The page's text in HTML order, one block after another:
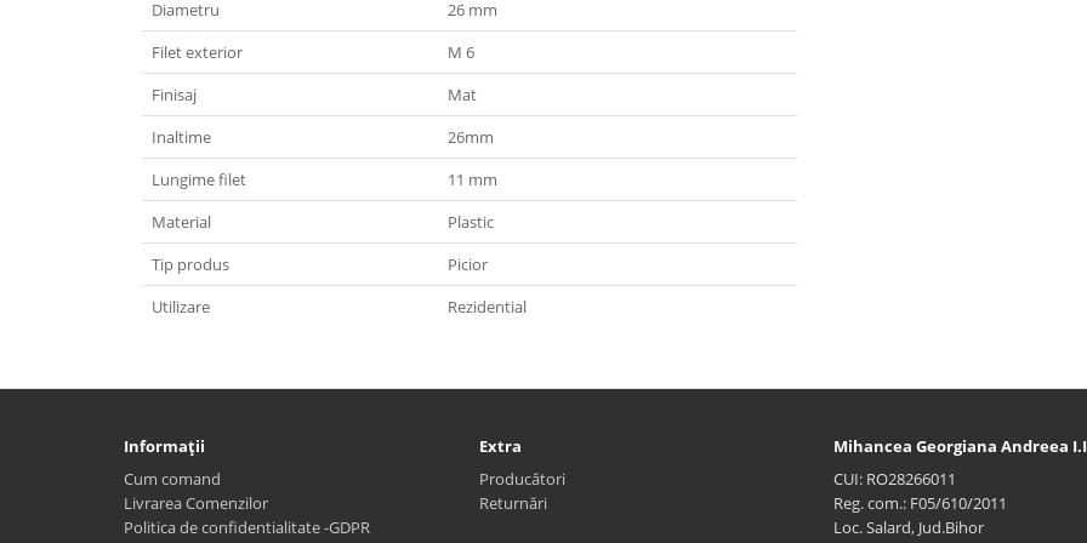
Diametru
26 mm
Filet exterior
M 6
Finisaj
Mat
Inaltime
26mm
Lungime filet
11 mm
Material
Plastic
Tip produs
Picior
Utilizare
Rezidential
Informaţii
Cum comand
Livrarea Comenzilor
Politica de confidentialitate -GDPR
Extra
Producători
Returnări
Mihancea Georgiana Andreea
CUI: RO28266011
Reg. com.: F05/610/2011
Loc. Salard, Jud.Bihor